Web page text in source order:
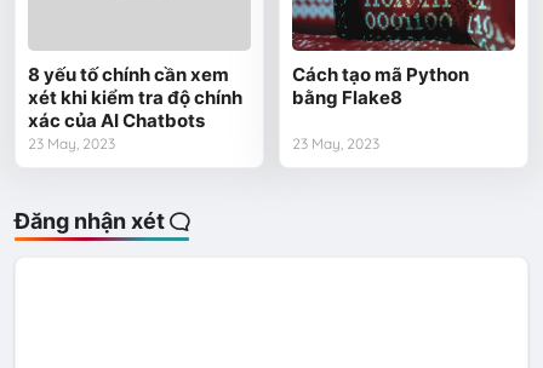
8 yếu tố chính cần xem
xét khi kiểm tra độ chính
xác của AI Chatbots
23 May, 2023
Cách tạo mã Python
bằng Flake8
23 May, 2023
Đăng nhận xét